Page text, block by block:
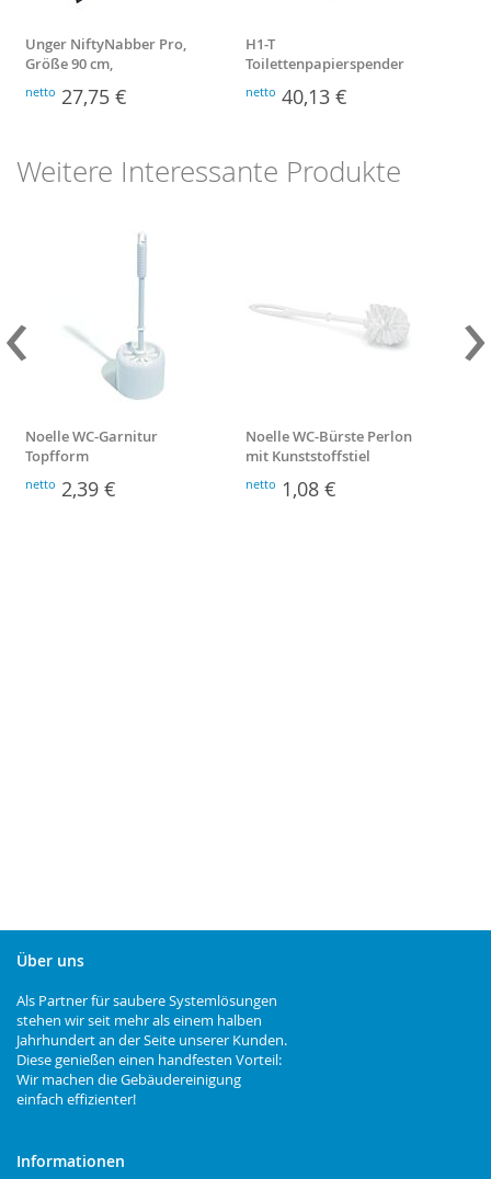
Unger NiftyNabber Pro,
Größe 90 cm,
Abfallgreifer
netto 27,75 €
H1-T
Toilettenpapierspender
schwarz/weiß
netto 40,13 €
Weitere Interessante Produkte
Noelle WC-Garnitur
Topfform
netto 2,39 €
Noelle WC-Bürste Perlon
mit Kunststoffstiel
netto 1,08 €
‹ ›
Über uns
Als Partner für saubere Systemlösungen
stehen wir seit mehr als einem halben
Jahrhundert an der Seite unserer Kunden.
Diese genießen einen handfesten Vorteil:
Wir machen die Gebäudereinigung
einfach effizienter!
Informationen